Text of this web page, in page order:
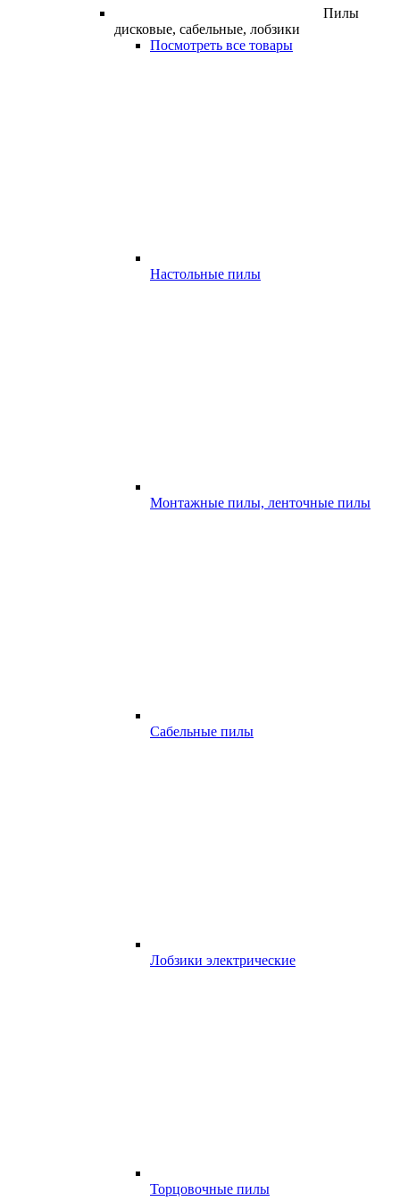
Пилы
дисковые, сабельные, лобзики
Посмотреть все товары
Настольные пилы
Монтажные пилы, ленточные пилы
Сабельные пилы
Лобзики электрические
Торцовочные пилы